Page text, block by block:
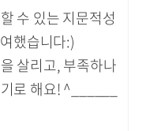
수 있는 지문적성
했습니다:)
살리고, 부족하나
로 해요! ^______